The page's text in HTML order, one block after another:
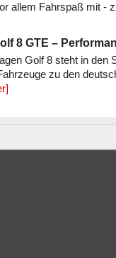
allem Fahrspaß mit -
8 GTE –
Golf 8 steht in den
zu den